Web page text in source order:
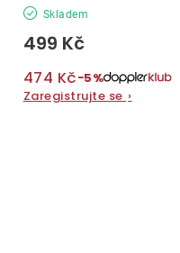
Skladem
499 Kč
474 Kč−5%
Zaregistrujte se ›